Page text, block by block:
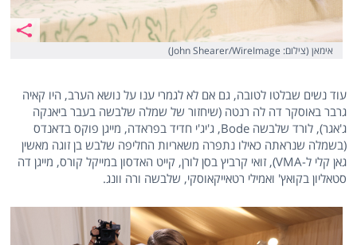
אימאן (צילום: John Shearer/WireImage)
עוד נשים שבלטו לטובה, גם אם לא לגמרי ענו על נושא הערב, היו קאיה
גרבר באוסקר דה לה רנטה (שיחזור של שמלה שלבשה בעבר ביאנקה
ג'אגר), לורד שלבשה Bode, ג'יג'י חדיד בפראדה, מייגן פוקס בדאנדס
(בשמלה שנראתה כאילו נתפרה משאריות החליפה שלבש בן זוגה מאשין
גאן קלי ל-VMA), זואי קרביץ בסן לורן, קייט האדסון במייקל קורס, מייגן דה
סטאליון בקואץ' ואמילי רטאייקאוסקי, שלבשה ורה וונג.